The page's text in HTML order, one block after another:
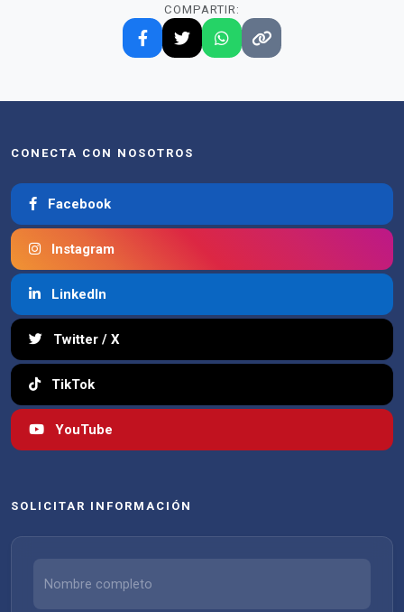
COMPARTIR:
CONECTA CON NOSOTROS
Facebook
Instagram
LinkedIn
Twitter / X
TikTok
YouTube
SOLICITAR INFORMACIÓN